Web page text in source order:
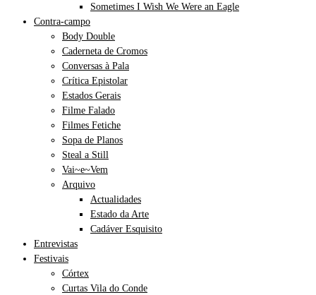
Sometimes I Wish We Were an Eagle
Contra-campo
Body Double
Caderneta de Cromos
Conversas à Pala
Crítica Epistolar
Estados Gerais
Filme Falado
Filmes Fetiche
Sopa de Planos
Steal a Still
Vai~e~Vem
Arquivo
Actualidades
Estado da Arte
Cadáver Esquisito
Entrevistas
Festivais
Córtex
Curtas Vila do Conde